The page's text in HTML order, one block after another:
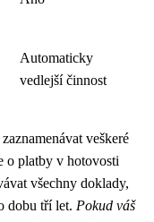
Automaticky
vedlejší činnost
veškeré
o platby v hotovosti
všechny doklady,
dobu tří let. Pokud váš